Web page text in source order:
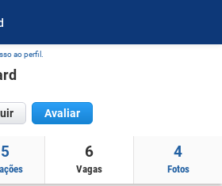
ao perfil.
Avaliar
6
Vagas
4
Fotos